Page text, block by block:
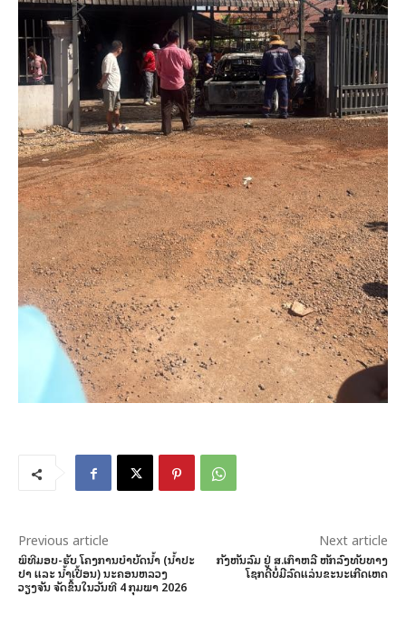
Previous article
ພິທີມອບ-ຮັບ ໂຄງການບໍາບັດນໍ້າ (ນໍ້າປະ
ປາ ແລະ ນໍ້າເປື້ອນ) ນະຄອນຫລວງ
ວຽງຈັນ ຈັດຂຶ້ນໃນວັນທີ 4 ກຸມພາ 2026
Next article
ກັງຫັນລົມ ຢູ່ ສ.ເກົາຫລີ ຫັກລົງທັບທາງ
ໂຊກດີບໍ່ມີລົດແລ່ນຂະນະເກີດເຫດ